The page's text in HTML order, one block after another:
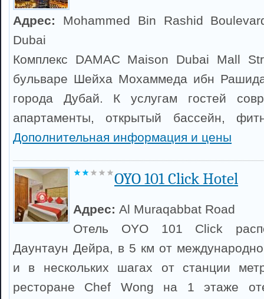
Адрес: Mohammed Bin Rashid
Dubai
Комплекс DAMAC Maison Dubai Mall
бульваре Шейха Мохаммеда ибн
города Дубай. К услугам гостей
апартаменты, открытый бассейн,
Дополнительная информация и цены
OYO 101 Click Hotel
Адрес: Al Muraqabbat Road
Отель OYO 101 Click
Даунтаун Дейра, в 5 км от
и в нескольких шагах от станции
ресторане Chef Wong на 1 этаже